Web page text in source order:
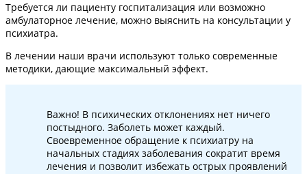
Требуется ли пациенту госпитализация или возможно
амбулаторное лечение, можно выяснить на консультации у
психиатра.
В лечении наши врачи используют только современные
методики, дающие максимальный эффект.
Важно! В психических отклонениях нет ничего
постыдного. Заболеть может каждый.
Своевременное обращение к психиатру на
начальных стадиях заболевания сократит время
лечения и позволит избежать острых проявлений